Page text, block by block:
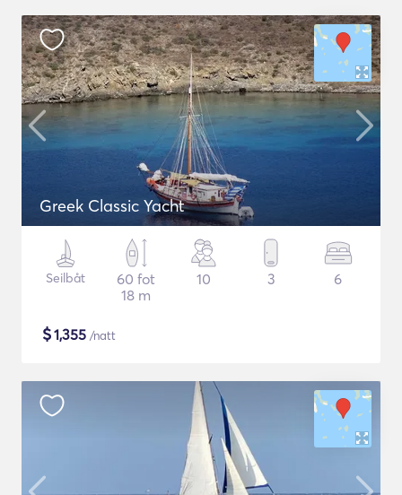
Greek Classic Yacht
Seilbåt
60 fot
18 m
10 3 6
$1,355 /natt